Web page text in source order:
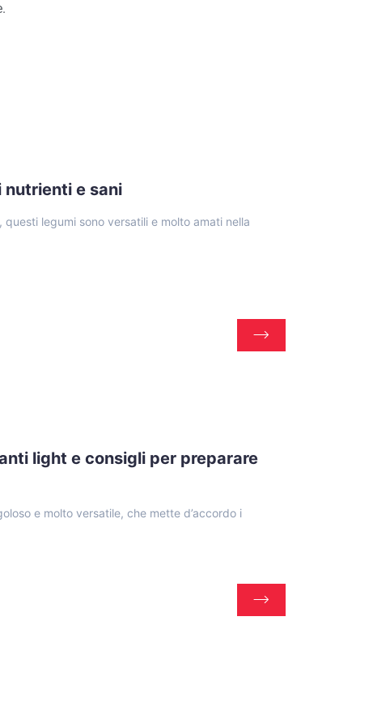
e sani
legumi sono versatili e molto amati nella
light e consigli per preparare
e molto versatile, che mette d’accordo i